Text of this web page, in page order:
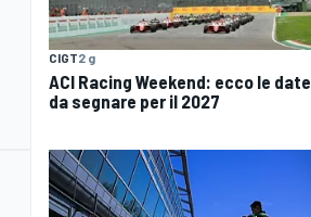
CIGT2 g
ACI Racing Weekend: ecco le date
da segnare per il 2027